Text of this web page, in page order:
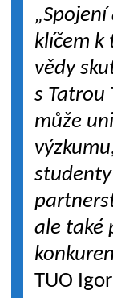
klíčem k
vědy
s Tatrou
může
ale také
TUO